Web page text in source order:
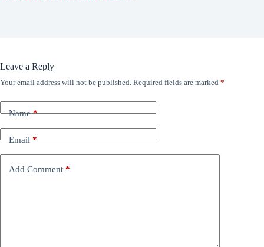
Leave a Reply
Your email address will not be published. Required fields are marked *
Name*
Email*
Add Comment *